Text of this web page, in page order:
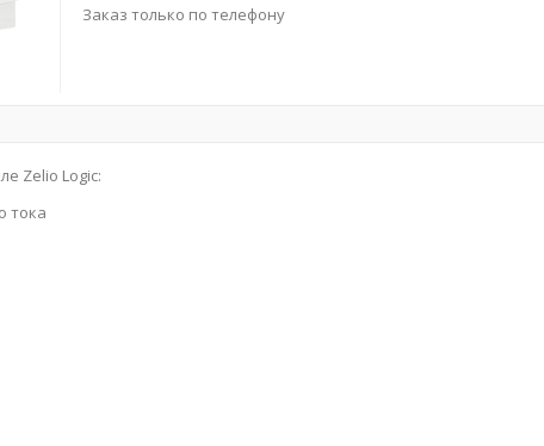
Заказ только по телефону
Zelio Logic:
тока